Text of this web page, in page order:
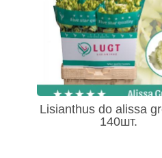
- Куркума
- Краспедия
- Ландыш
- Леукотоэ (Leuco)
- Лиатрис (Liatris) 3
- Люпин (Lupinus) 2
- Маттиола
- Мох 2
- Нерина (Nerine) 2
- Нарциссы 12
Lisianthus do alissa
140шт.